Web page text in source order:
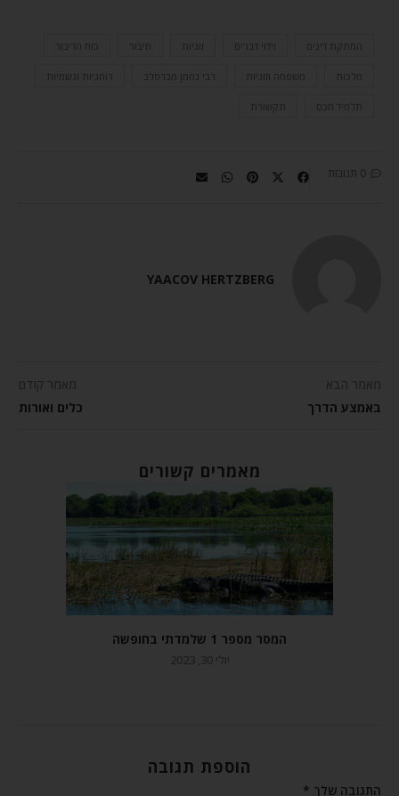
המתקת דינים וידוי דברים זוגיות
מלכות משפחה וזוגיות רבי נחמן מברסלב רוחניות וגשמיות
תלמיד חכם תקשורת
0 תגובות
YAACOV HERTZBERG
מאמר הבא
באמצע הדרך
מאמר קודם
כלים ואורות
מאמרים קשורים
המסר מספר 1 שלמדתי בחופשה
יולי 30, 2023
הוספת תגובה
התגובה שלך *